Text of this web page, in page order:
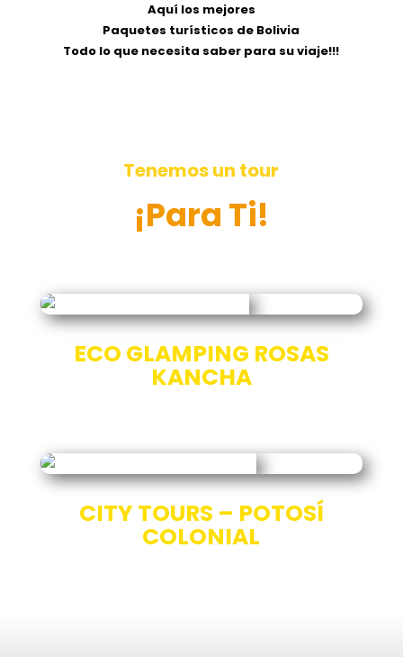
Aquí los mejores
Paquetes turísticos de Bolivia
Todo lo que necesita saber para su viaje!!!
Tenemos un tour
¡Para Ti!
ECO GLAMPING ROSAS
KANCHA
CITY TOURS – POTOSÍ
COLONIAL